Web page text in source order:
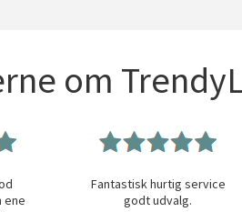
om
ene
Fantastisk hurtig service
godt udvalg.